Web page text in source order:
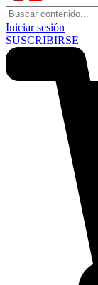
Iniciar sesión
SUSCRIBIRSE